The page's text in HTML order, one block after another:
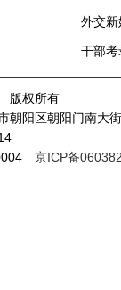
外交新
干部考
版权所有
朝阳区朝阳门南
京ICP备